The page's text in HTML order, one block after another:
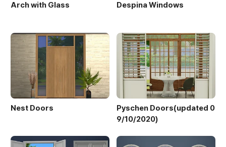
Arch with Glass Despina Windows
Nest Doors
Pyschen Doors(updated 0
9/10/2020)